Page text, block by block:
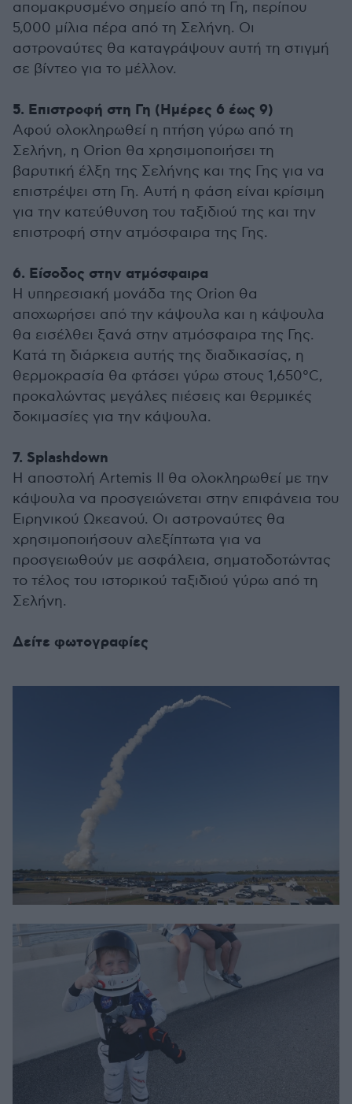
απομακρυσμένο σημείο από τη Γη, περίπου
5,000 μίλια πέρα από τη Σελήνη. Οι
αστροναύτες θα καταγράψουν αυτή τη στιγμή
σε βίντεο για το μέλλον.
5. Επιστροφή στη Γη (Ημέρες 6 έως 9)
Αφού ολοκληρωθεί η πτήση γύρω από τη
Σελήνη, η Orion θα χρησιμοποιήσει τη
βαρυτική έλξη της Σελήνης και της Γης για να
επιστρέψει στη Γη. Αυτή η φάση είναι κρίσιμη
για την κατεύθυνση του ταξιδιού της και την
επιστροφή στην ατμόσφαιρα της Γης.
6. Είσοδος στην ατμόσφαιρα
Η υπηρεσιακή μονάδα της Orion θα
αποχωρήσει από την κάψουλα και η κάψουλα
θα εισέλθει ξανά στην ατμόσφαιρα της Γης.
Κατά τη διάρκεια αυτής της διαδικασίας, η
θερμοκρασία θα φτάσει γύρω στους 1,650°C,
προκαλώντας μεγάλες πιέσεις και θερμικές
δοκιμασίες για την κάψουλα.
7. Splashdown
Η αποστολή Artemis II θα ολοκληρωθεί με την
κάψουλα να προσγειώνεται στην επιφάνεια του
Ειρηνικού Ωκεανού. Οι αστροναύτες θα
χρησιμοποιήσουν αλεξίπτωτα για να
προσγειωθούν με ασφάλεια, σηματοδοτώντας
το τέλος του ιστορικού ταξιδιού γύρω από τη
Σελήνη.
Δείτε φωτογραφίες